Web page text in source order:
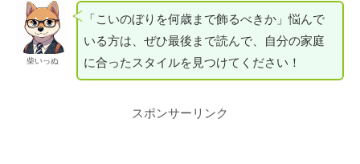
柴いっぬ
「こいのぼりを何歳まで飾るべきか」悩んで
いる方は、ぜひ最後まで読んで、自分の家庭
に合ったスタイルを見つけてください！
スポンサーリンク